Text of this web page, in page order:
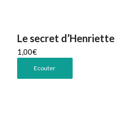
Le secret d’Henriette
1,00€
Ecouter